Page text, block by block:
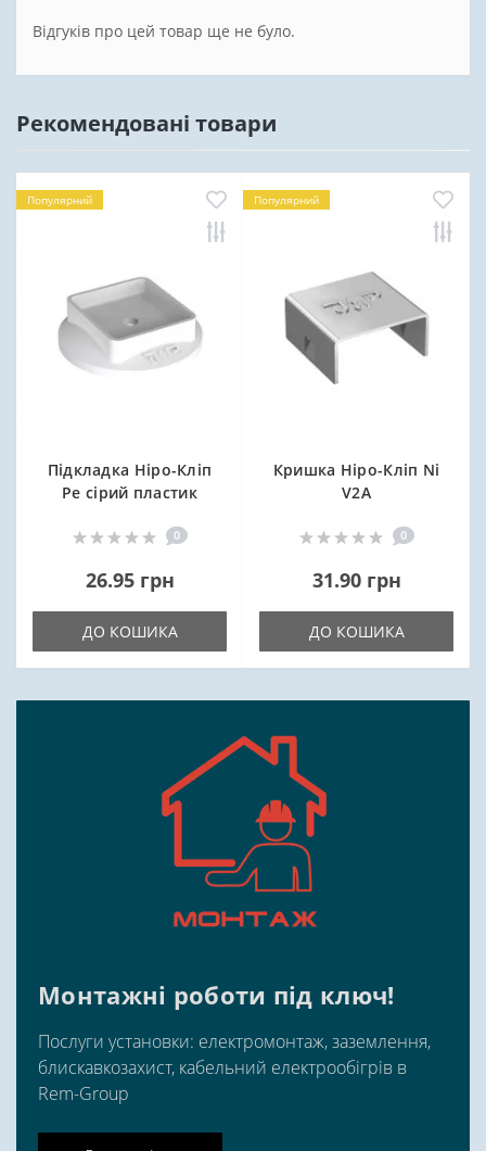
Відгуків про цей товар ще не було.
Рекомендовані товари
Популярний
Підкладка Ніро-Кліп
Ре сірий пластик
0
26.95 грн
ДО КОШИКА
Популярний
Кришка Ніро-Кліп Ni
V2A
0
31.90 грн
ДО КОШИКА
Монтажні роботи під ключ!
Послуги установки: електромонтаж, заземлення,
блискавкозахист, кабельний електрообігрів в
Rem-Group